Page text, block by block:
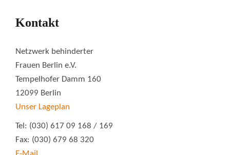
Kontakt
Netzwerk behinderter
Frauen Berlin e.V.
Tempelhofer Damm 160
12099 Berlin
Unser Lageplan
Tel: (030) 617 09 168 / 169
Fax: (030) 679 68 320